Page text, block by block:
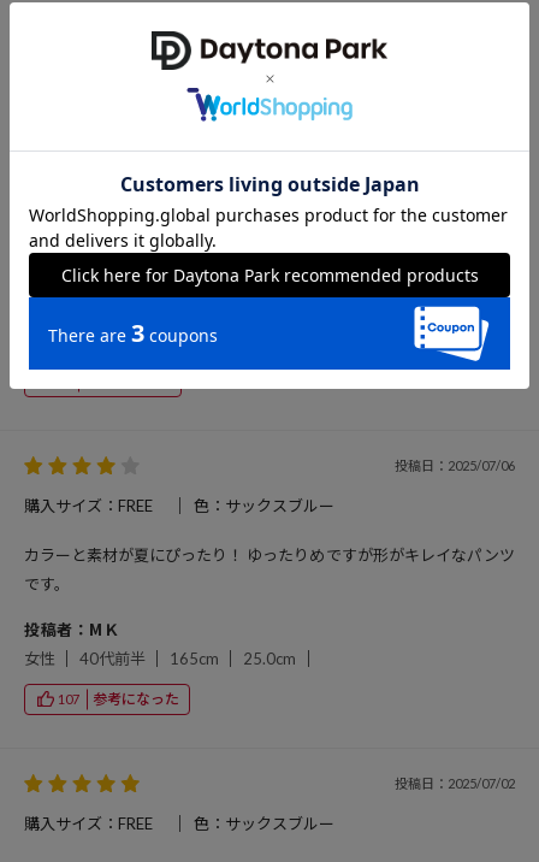
夏らしいボトムが欲しくて、爽やかなミントブルーに惹かれて購入。
写真通りの素敵な色合いでした。生地も薄く柔らかいので軽い＆涼し
い！ 透けそうなので対策は必要ですが、とにかく猛暑にはこれくらい
涼し気なボトムが嬉しいですね。 ただ、シワが付きやすいです。通販
でしたが、届いたときから全体的な折れシワで、それはいいんですけ
ど これ洗濯したらもっとシワシワで、毎回アイロン必須なのかな？と
思っています 真夏のアイロンが要らないお手入れがラクな生地なら★
5でした。でも、気に入ってます！
女性
40代後半 153cm
投稿日：2025/07/06
購入サイズ：FREE 色：サックスブルー
カラーと素材が夏にぴったり！ ゆったりめですが形がキレイなパンツ
です。
投稿者：МＫ
女性
40代前半 165cm 25.0cm
107 参考になった
投稿日：2025/07/02
購入サイズ：FREE 色：サックスブルー